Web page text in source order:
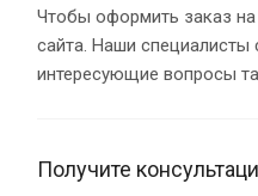
Чтобы оформить заказ
сайта. Наши специалисты
интересующие вопросы
Получите